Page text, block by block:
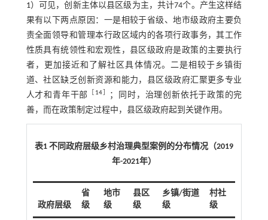
1）可见，创新主体以县区级为主，共计74个。产生这样结
果有以下两点原因：一是相较于省级、地市级政府主要负
责全面领导和管理本行政区域内的各项行政事务，其工作
性质具有统领性和宏观性，县区级政府是政策的主要执行
者，更加接近和了解社区具体情况。二是相较于乡镇街
道、社区缺乏创新资源和能力，县区级政府汇聚更多专业
人才和青年干部
14］
；同时，治理创新依托于政策的完
善，而在政策制定过程中，县区级政府起到关键作用。
表1 不同政府层级乡村治理典型案例的分布情况（2019
年-2021年）
政府层级
省
级
地市
级
县区
级
乡镇/街道
级
村社
级